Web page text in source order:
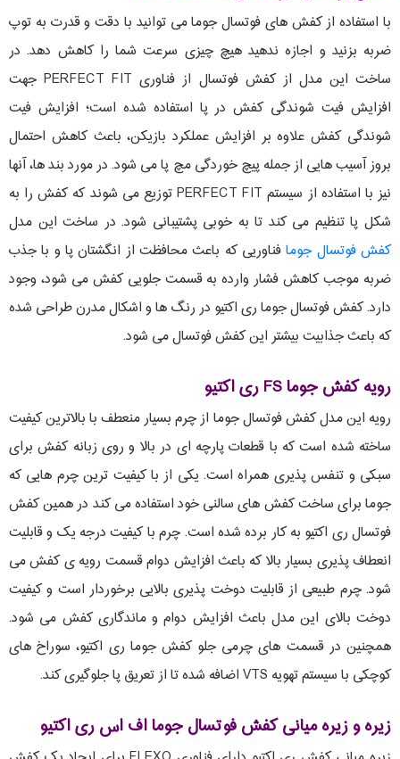
با استفاده از کفش های فوتسال جوما می توانید با دقت و قدرت به توپ
ضربه بزنید و اجازه ندهید هیچ چیزی سرعت شما را کاهش دهد. در
ساخت این مدل از کفش فوتسال از فناوری PERFECT FIT جهت
افزایش فیت شوندگی کفش در پا استفاده شده است؛ افزایش فیت
شوندگی کفش علاوه بر افزایش عملکرد بازیکن، باعث کاهش احتمال
بروز آسیب هایی از جمله پیچ خوردگی مچ پا می شود. در مورد بند ها، آنها
نیز با استفاده از سیستم PERFECT FIT توزیع می شوند که کفش را به
شکل پا تنظیم می کند تا به خوبی پشتیبانی شود. در ساخت این مدل
کفش فوتسال جومافناوریی که باعث محافظت از انگشتان پا و با جذب
ضربه موجب کاهش فشار وارده به قسمت جلویی کفش می شود، وجود
دارد. کفش فوتسال جوما ری اکتیو در رنگ ها و اشکال مدرن طراحی شده
که باعث جذابیت بیشتر این کفش فوتسال می شود.
رویه کفش جوما FS ری اکتیو
رویه این مدل کفش فوتسال جوما از چرم بسیار منعطف با بالاترین کیفیت
ساخته شده است که با قطعات پارچه ای در بالا و روی زبانه کفش برای
سبکی و تنفس پذیری همراه است. یکی از با کیفیت ترین چرم هایی که
جوما برای ساخت کفش های سالنی خود استفاده می کند در همین کفش
فوتسال ری اکتیو به کار برده شده است. چرم با کیفیت درجه یک و قابلیت
انعطاف پذیری بسیار بالا که باعث افزایش دوام قسمت رویه ی کفش می
شود. چرم طبیعی از قابلیت دوخت پذیری بالایی برخوردار است و کیفیت
دوخت بالای این مدل باعث افزایش دوام و ماندگاری کفش می شود.
همچنین در قسمت های چرمی جلو کفش جوما ری اکتیو، سوراخ های
کوچکی با سیستم تهویه VTS اضافه شده تا از تعریق پا جلوگیری کند.
زیره و زیره میانی کفش فوتسال جوما اف اس ری اکتیو